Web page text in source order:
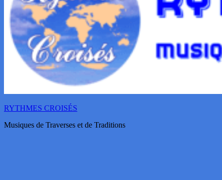
RYTHMES CROISÉS
Musiques de Traverses et de Traditions